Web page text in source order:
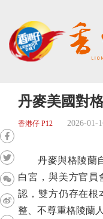
丹麥美國對
香港仔 P12 2026-01-
丹麥與格陵蘭自
白宮，與美方官員
認，雙方仍存在根
整、不尊重格陵蘭